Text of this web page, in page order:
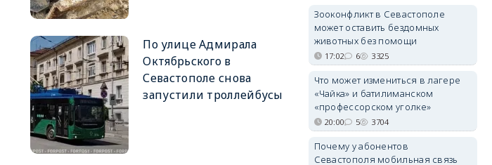
По улице Адмирала
Октябрьского в
Севастополе снова
запустили троллейбусы
Зооконфликт в Севастополе
может оставить бездомных
животных без помощи
17:02 6 3325
Что может измениться в лагере
«Чайка» и батилиманском
«профессорском уголке»
20:00 5 3704
Почему у абонентов
Севастополя мобильная связь